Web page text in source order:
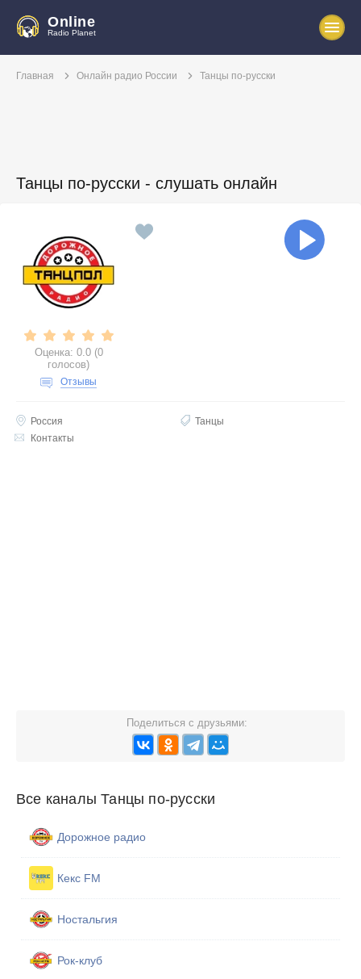
Online
Radio Planet
Главная Онлайн радио России Танцы по-русски
Танцы по-русски - слушать онлайн
Оценка: 0.0 (0
голосов)
Отзывы
Россия
Танцы
Контакты
Поделиться с друзьями:
Все каналы Танцы по-русски
Дорожное радио
Кекс FM
Ностальгия
Рок-клуб